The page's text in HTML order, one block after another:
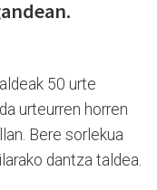
50 urte
urteurren horren
Bere sorlekua
dantza taldea.